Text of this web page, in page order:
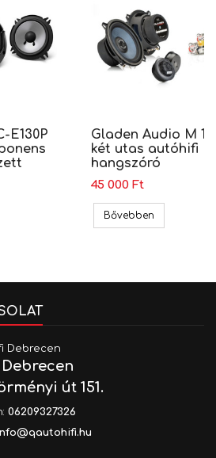
Szett
E130P
KFC-E130P 13cm-es komponens
Gladen Audio M
két utas autóhifi
hangszóró
45 000 Ft
BővebbenGladen
Debrecen
út 151.
06209327326